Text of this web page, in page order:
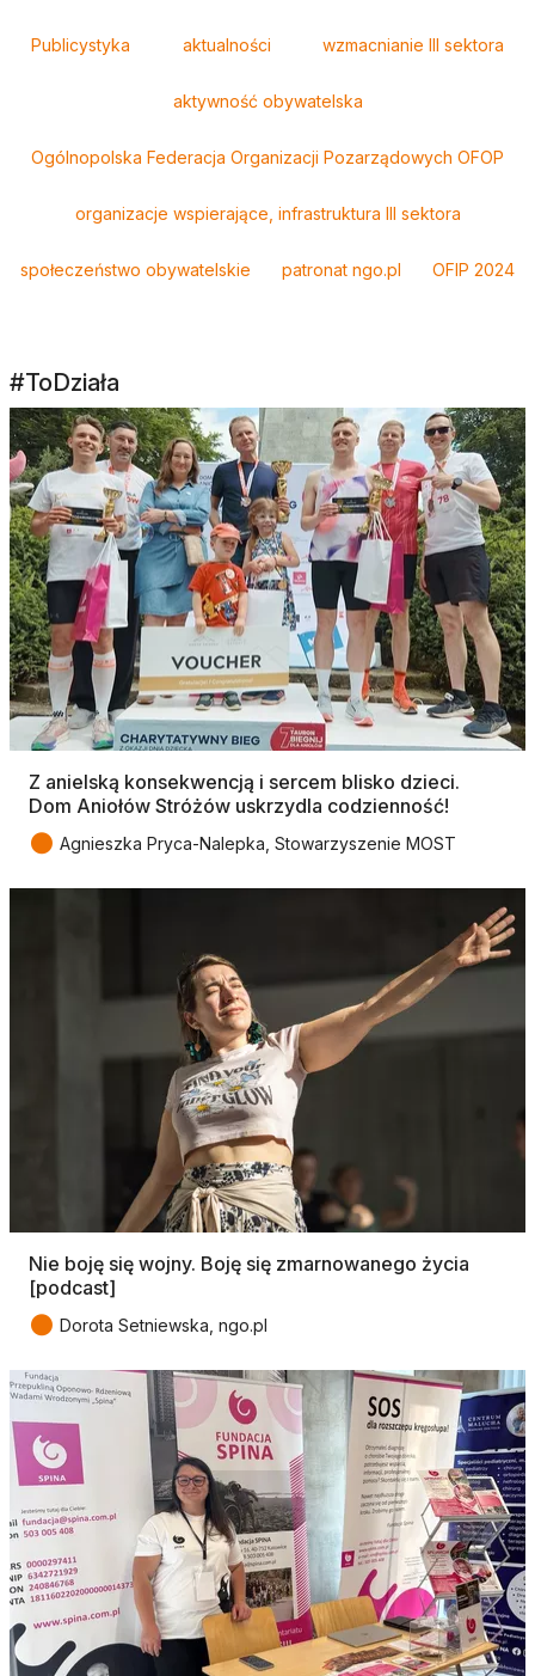
Publicystyka aktualności wzmacnianie III sektora
aktywność obywatelska
Ogólnopolska Federacja Organizacji Pozarządowych OFOP
organizacje wspierające, infrastruktura III sektora
społeczeństwo obywatelskie patronat ngo.pl OFIP 2024
#ToDziała
Z anielską konsekwencją i sercem blisko dzieci.
Dom Aniołów Stróżów uskrzydla codzienność!
● Agnieszka Pryca-Nalepka, Stowarzyszenie MOST
Nie boję się wojny. Boję się zmarnowanego życia
[podcast]
● Dorota Setniewska, ngo.pl